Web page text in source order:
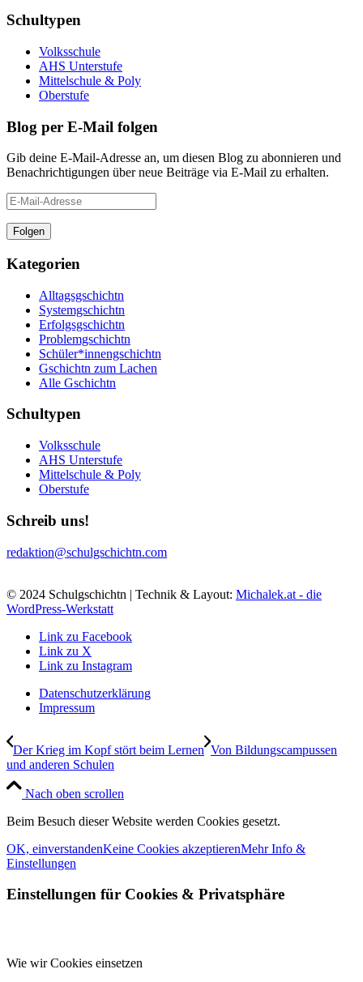
Schultypen
Volksschule
AHS Unterstufe
Mittelschule & Poly
Oberstufe
Blog per E-Mail folgen
Gib deine E-Mail-Adresse an, um diesen Blog zu abonnieren und
Benachrichtigungen über neue Beiträge via E-Mail zu erhalten.
E-
Mail-
Adresse
Folgen
Kategorien
Alltagsgschichtn
Systemgschichtn
Erfolgsgschichtn
Problemgschichtn
Schüler*innengschichtn
Gschichtn zum Lachen
Alle Gschichtn
Schultypen
Volksschule
AHS Unterstufe
Mittelschule & Poly
Oberstufe
Schreib uns!
redaktion@schulgschichtn.com
© 2024 Schulgschichtn | Technik & Layout: Michalek.at - die
WordPress-Werkstatt
Link zu Facebook
Link zu X
Link zu Instagram
Datenschutzerklärung
Impressum
Der Krieg im Kopf stört beim Lernen Von Bildungscampussen
und anderen Schulen
Nach oben scrollen
Beim Besuch dieser Website werden Cookies gesetzt.
OK, einverstandenKeine Cookies akzeptierenMehr Info &
Einstellungen
Einstellungen für Cookies & Privatsphäre
Wie wir Cookies einsetzen